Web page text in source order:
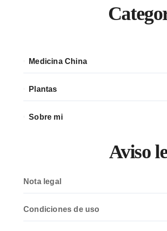
Medicina China
Plantas
Sobre mi
Aviso
Nota legal
Condiciones de uso